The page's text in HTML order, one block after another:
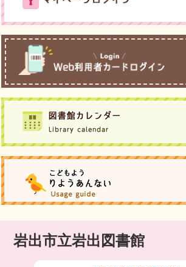
岩出市立岩出図書館